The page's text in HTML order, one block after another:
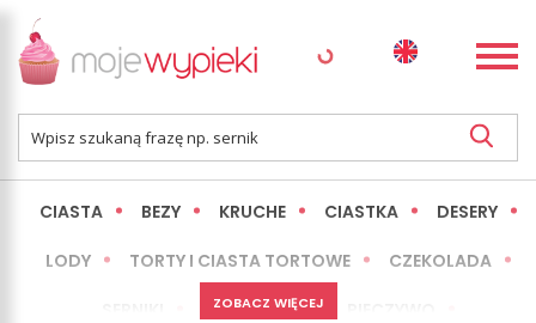
CIASTA BEZY KRUCHE CIASTKA DESERY
LODY TORTY I CIASTA TORTOWE CZEKOLADA
MINI WYPIEKI
ZOBACZ WIĘCEJ